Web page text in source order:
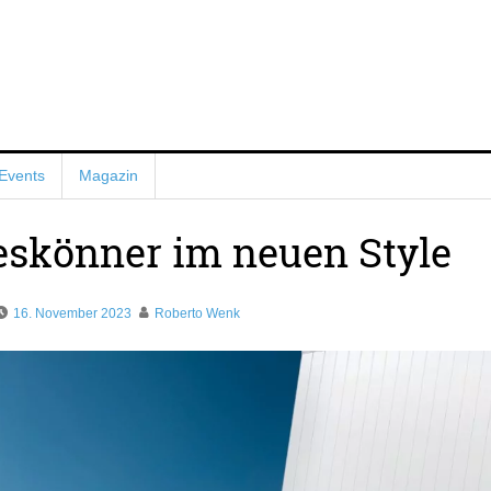
Events Magazin
im neuen Style
16. November 2023 Roberto Wenk